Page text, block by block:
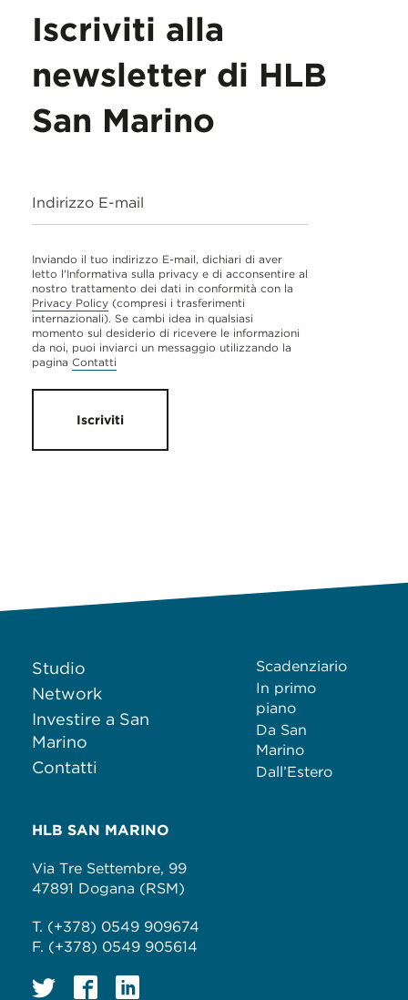
Iscriviti alla
newsletter di HLB
San Marino
Indirizzo E-mail
Inviando il tuo indirizzo E-mail, dichiari di aver
letto l'Informativa sulla privacy e di acconsentire al
nostro trattamento dei dati in conformità con la
Privacy Policy (compresi i trasferimenti
internazionali). Se cambi idea in qualsiasi
momento sul desiderio di ricevere le informazioni
da noi, puoi inviarci un messaggio utilizzando la
pagina Contatti
Iscriviti
Studio
Network
Investire a San
Marino
Contatti
Scadenziario
In primo
piano
Da San
Marino
Dall’Estero
HLB SAN MARINO
Via Tre Settembre, 99
47891 Dogana (RSM)
T. (+378) 0549 909674
F. (+378) 0549 905614